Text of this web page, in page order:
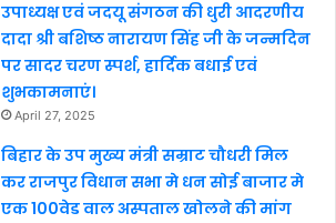
उपाध्यक्ष एवं जदयू संगठन की धुरी आदरणीय
दादा श्री बशिष्ठ नारायण सिंह जी के जन्मदिन
पर सादर चरण स्पर्श, हार्दिक बधाई एवं
शुभकामनाएं।
April 27, 2025
बिहार के उप मुख्य मंत्री सम्राट चौधरी मिल
कर राजपुर विधान सभा मे धन सोई बाजार मे
एक 100वेड वाल अस्पताल खोलने की मांग